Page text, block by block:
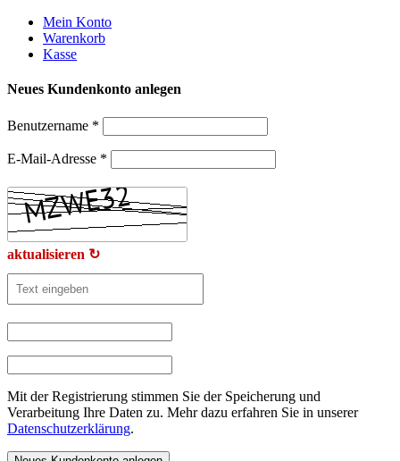
Weiter
zum
Inhalt
Mein Konto
Warenkorb
Kasse
Neues Kundenkonto anlegen
Benutzername *
E-Mail-Adresse *
aktualisieren ↻
Mit der Registrierung stimmen Sie der Speicherung und
Verarbeitung Ihre Daten zu. Mehr dazu erfahren Sie in unserer
Datenschutzerklärung.